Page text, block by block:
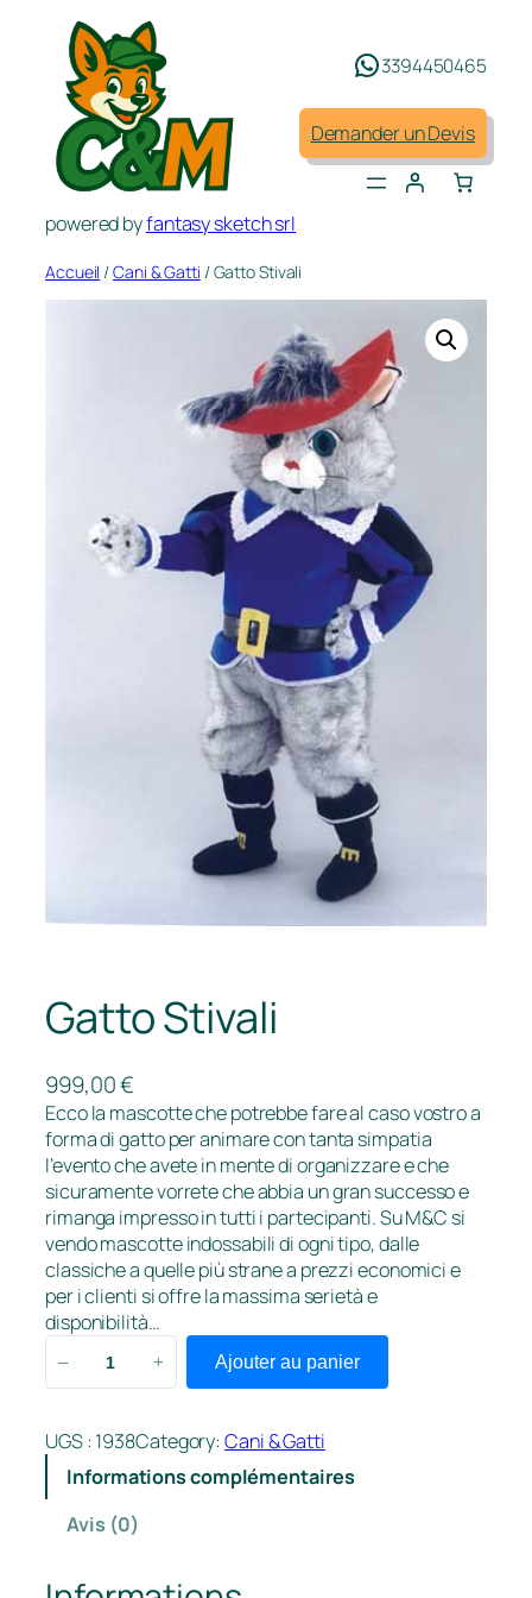
contenu
powered byfantasy sketch srl
3394450465
Demander un Devis
Accueil /Cani & Gatti / Gatto Stivali
Gatto Stivali
999,00€
Ecco la mascotte che potrebbe fare al caso vostro a
forma di gatto per animare con tanta simpatia
l’evento che avete in mente di organizzare e che
sicuramente vorrete che abbia un gran successo e
rimanga impresso in tutti i partecipanti. Su M&C si
vendo mascotte indossabili di ogni tipo, dalle
classiche a quelle più strane a prezzi economici e
per i clienti si offre la massima serietà e
disponibilità…
n
t
d
– + Ajouter au panier
UGS : 1938Category:Cani & Gatti
Informations complémentaires
Avis (0)